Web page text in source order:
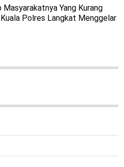
Masyarakatnya Yang Kurang
Polres Langkat Menggelar